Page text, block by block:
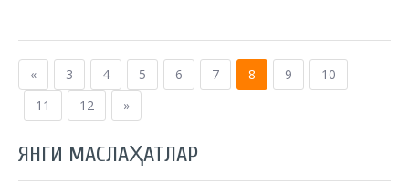
« 3 4 5 6 7 8 9
10
11
12 »
ЯНГИ МАСЛАҲАТЛАР